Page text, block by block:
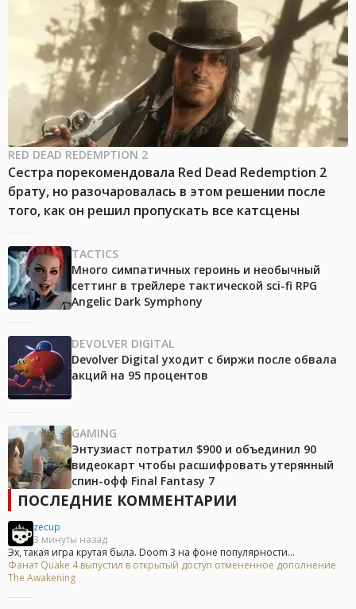
RED DEAD REDEMPTION 2
Сестра порекомендовала Red Dead Redemption 2
брату, но разочаровалась в этом решении после
того, как он решил пропускать все катсцены
TACTICS
Много симпатичных героинь и необычный
сеттинг в трейлере тактической sci-fi RPG
Angelic Dark Symphony
DEVOLVER DIGITAL
Devolver Digital уходит с биржи после обвала
акций на 95 процентов
GAMING
Энтузиаст потратил $900 и объединил 90
видеокарт чтобы расшифровать утерянный
спин-офф Final Fantasy 7
ПОСЛЕДНИЕ КОММЕНТАРИИ
zecup
3 минуты назад
Эх, такая игра крутая была. Doom 3 на фоне популярности...
Фанат Quake 4 выпустил в открытый доступ отмененное дополнение
The Awakening